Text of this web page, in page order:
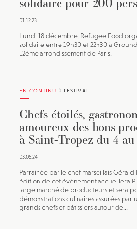
01.12.23
Lundi 18 décembre, Refugee Food
solidaire entre 19h30 et 22h30 à
12ème arrondissement de Paris.
EN CONTINU FESTIVAL
Chefs étoilés,
amoureux des bons
à Saint-Tropez du 4
03.05.24
Parrainée par le chef marseillais Gérald
édition de cet événement accueillera
large marché de producteurs et sera
démonstrations culinaires assurées par
grands chefs et pâtissiers autour de...